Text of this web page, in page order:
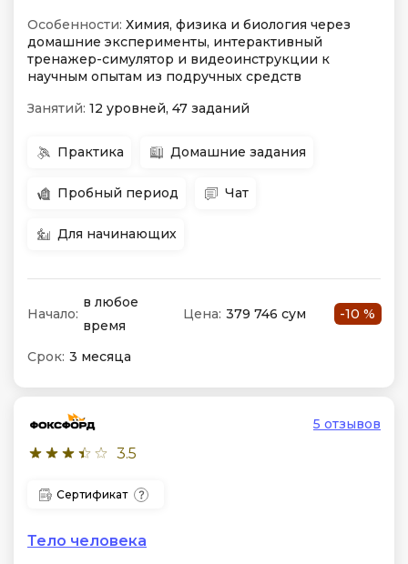
Особенности: Химия, физика и биология через
домашние эксперименты, интерактивный
тренажер-симулятор и видеоинструкции к
научным опытам из подручных средств
Занятий: 12 уровней, 47 заданий
Практика Домашние задания
Пробный период Чат
Для начинающих
Начало:
в любое
время
Цена: 379 746 сум -10 %
Срок: 3 месяца
3.5
5 отзывов
Сертификат
Тело человека